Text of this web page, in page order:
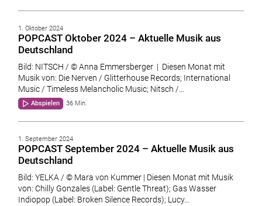
1. Oktober 2024
POPCAST Oktober 2024 – Aktuelle Musik aus
Deutschland
Bild: NITSCH / © Anna Emmersberger | Diesen Monat mit
Musik von: Die Nerven / Glitterhouse Records; International
Music / Timeless Melancholic Music; Nitsch /…
Abspielen 36 Min.
1. September 2024
POPCAST September 2024 – Aktuelle Musik aus
Deutschland
Bild: YELKA / © Mara von Kummer | Diesen Monat mit Musik
von: Chilly Gonzales (Label: Gentle Threat); Gas Wasser
Indiopop (Label: Broken Silence Records); Lucy…